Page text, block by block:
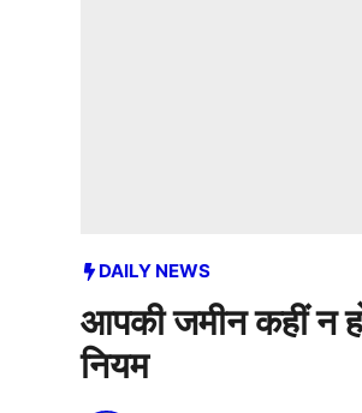
DAILY NEWS
आपकी जमीन कहीं न
नियम